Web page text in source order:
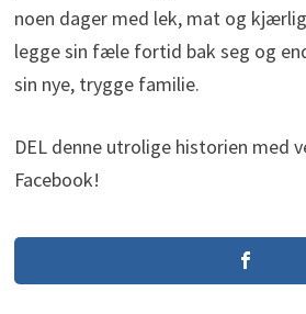
noen dager med lek, mat og
legge sin fæle fortid bak seg og
sin nye, trygge familie.
DEL denne utrolige historien med
Facebook!